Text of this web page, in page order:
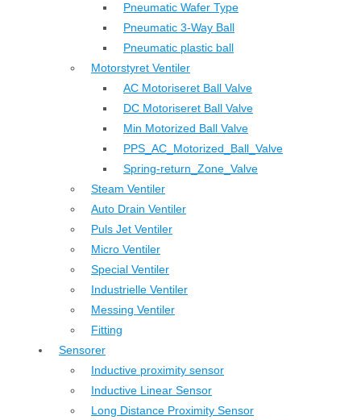
Pneumatic Wafer Type
Pneumatic 3-Way Ball
Pneumatic plastic ball
Motorstyret Ventiler
AC Motoriseret Ball Valve
DC Motoriseret Ball Valve
Min Motorized Ball Valve
PPS_AC_Motorized_Ball_Valve
Spring-return_Zone_Valve
Steam Ventiler
Auto Drain Ventiler
Puls Jet Ventiler
Micro Ventiler
Special Ventiler
Industrielle Ventiler
Messing Ventiler
Fitting
Sensorer
Inductive proximity sensor
Inductive Linear Sensor
Long Distance Proximity Sensor